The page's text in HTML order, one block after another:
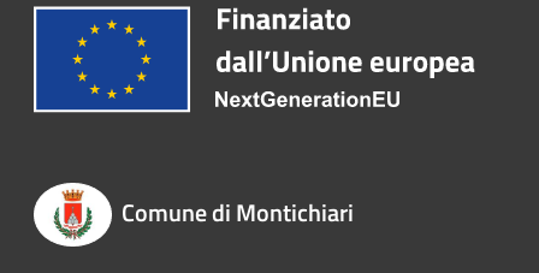
Comune di Montichiari